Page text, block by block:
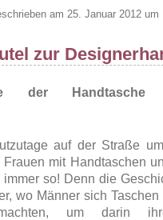
am 25. Januar 2012
zur
der Handtasche
auf der Straße
mit Handtaschen
so! Denn die
wo Männer sich
um darin